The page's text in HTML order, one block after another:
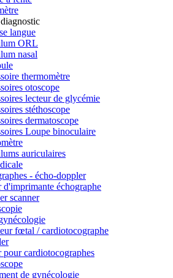
langue
ORL
nasal
thermomètre
otoscope
lecteur de glycémie
stéthoscope
dermatoscope
Loupe binoculaire
auriculaires
- écho-doppler
d'imprimante échographe
scanner
fœtal / cardiotocographe
pour cardiotocographes
de gynécologie